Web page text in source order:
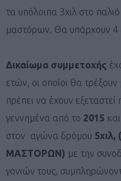
τα υπόλοιπα 3χιλ στο
μαστόρων. Θα υπάρχουν 4
Δικαίωμα συμμετοχής
ετών, οι οποίοι θα
πρέπει να έχουν
γεννημένα από το 2015
στον αγώνα δρόμου
ΜΑΣΤΟΡΩΝ) με την
γονιών τους,